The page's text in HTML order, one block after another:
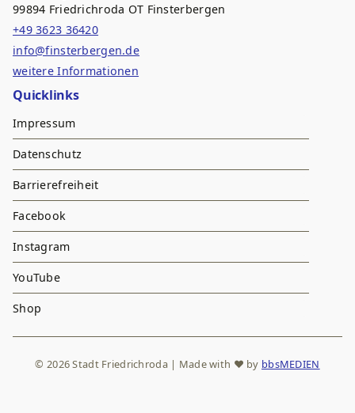
99894 Friedrichroda OT Finsterbergen
+49 3623 36420
info@finsterbergen.de
weitere Informationen
Quicklinks
Impressum
Datenschutz
Barrierefreiheit
Facebook
Instagram
YouTube
Shop
© 2026 Stadt Friedrichroda | Made with ♥ by bbsMEDIEN